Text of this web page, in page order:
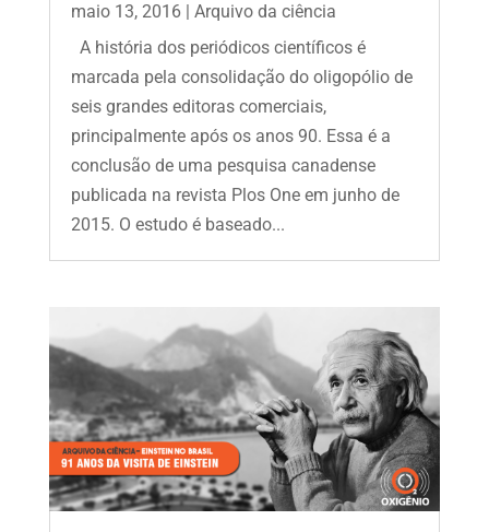
maio 13, 2016| Arquivo da ciência
A história dos periódicos científicos é
marcada pela consolidação do oligopólio de
seis grandes editoras comerciais,
principalmente após os anos 90. Essa é a
conclusão de uma pesquisa canadense
publicada na revista Plos One em junho de
2015. O estudo é baseado...